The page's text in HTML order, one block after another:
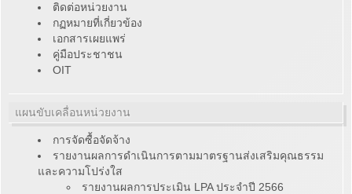
ติดต่อหน่วยงาน
กฏหมายที่เกี่ยวข้อง
เอกสารเผยแพร่
คู่มือประชาชน
OIT
แผนขับเคลื่อนหน่วยงาน
การจัดซื้อจัดจ้าง
รายงานผลการดำเนินการตามมาตรฐานส่งเสริมคุณธรรม
และความโปร่งใส
รายงานผลการประเมิน LPA ประจำปี 2566